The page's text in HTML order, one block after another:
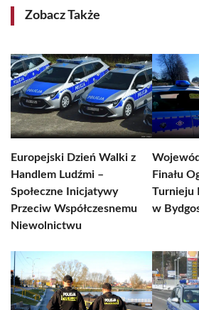
Zobacz Także
Europejski Dzień Walki z
Handlem Ludźmi –
Społeczne Inicjatywy
Przeciw Współczesnemu
Niewolnictwu
Finału
Turnieju
w